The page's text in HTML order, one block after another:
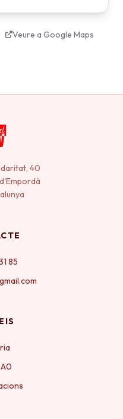
Veure a Google Maps
40
85